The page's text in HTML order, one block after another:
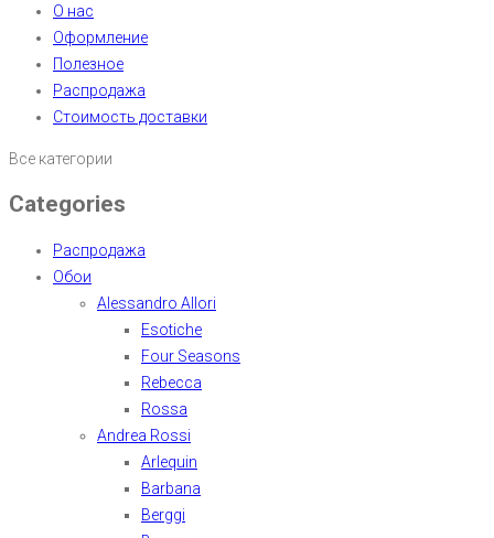
О нас
Оформление
Полезное
Распродажа
Стоимость доставки
Все категории
Categories
Распродажа
Обои
Alessandro Allori
Esotiche
Four Seasons
Rebecca
Rossa
Andrea Rossi
Arlequin
Barbana
Berggi